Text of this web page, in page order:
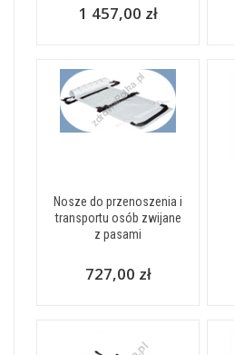
1 457,00 zł
Nosze do przenoszenia i
transportu osób zwijane
z pasami
727,00 zł